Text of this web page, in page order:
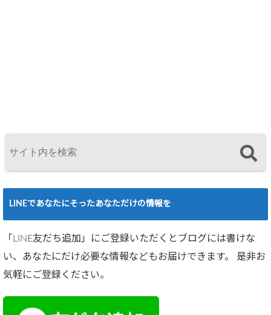
LINEであなたにそったあなただけの情報を
「LINE友だち追加」にご登録いただくとブログには書けな
い、あなたにだけ必要な情報などもお届けできます。 是非お
気軽にご登録ください。